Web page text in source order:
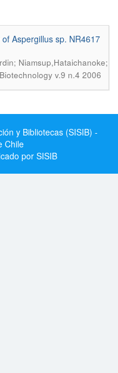
Aspergillus sp. NR4617
Niamsup,Hataichanoke;
v.9 n.4 2006
y Bibliotecas (SISIB) -
Chile
por SISIB